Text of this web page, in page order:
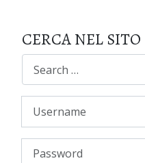
CERCA NEL SITO
Username
Password